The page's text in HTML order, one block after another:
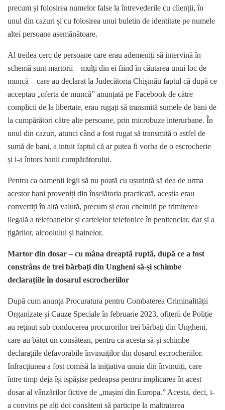
precum și folosirea numelor false la întrevederile cu clienții, în
unul din cazuri și cu folosirea unui buletin de identitate pe numele
altei persoane asemănătoare.
Al treilea cerc de persoane care erau ademeniți să intervină în
schemă sunt martorii – mulți din ei fiind în căutarea unui loc de
muncă – care au declarat la Judecătoria Chișinău faptul că după ce
acceptau „oferta de muncă” anunțată pe Facebook de către
complicii de la libertate, erau rugați să transmită sumele de bani de
la cumpărători către alte persoane, prin microbuze interurbane. În
unul din cazuri, atunci când a fost rugat să transmită o astfel de
sumă de bani, a intuit faptul că ar putea fi vorba de o escrocherie
și i-a întors banii cumpărătorului.
Pentru ca oamenii legii să nu poată cu ușurință să dea de urma
acestor bani proveniți din înșelătoria practicată, aceștia erau
convertiți în altă valută, precum și erau cheltuiți pe trimiterea
ilegală a telefoanelor și cartelelor telefonice în penitenciar, dar și a
țigărilor, alcoolului și hainelor.
Martor din dosar – cu mâna dreaptă ruptă, după ce a fost
constrâns de trei bărbați din Ungheni să-și schimbe
declarațiile în dosarul escrocheriilor
După cum anunța Procuratura pentru Combaterea Criminalității
Organizate și Cauze Speciale în februarie 2023, ofițerii de Poliție
au reținut sub conducerea procurorilor trei bărbați din Ungheni,
care au bătut un consătean, pentru ca acesta să-și schimbe
declarațiile defavorabile învinuiților din dosarul escrocheriilor.
Infracțiunea a fost comisă la inițiativa unuia din învinuiți, care
între timp deja își ispășise pedeapsa pentru implicarea în acest
dosar al vânzărilor fictive de „mașini din Europa.” Acesta, deci, i-
a convins pe alți doi consăteni să participe la maltratarea